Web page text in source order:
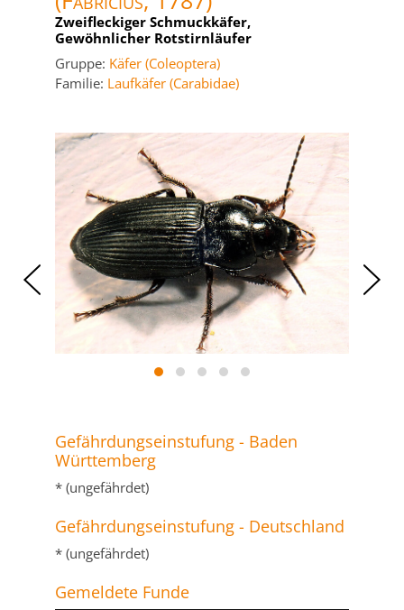
Zweifleckiger Schmuckkäfer,
Gewöhnlicher Rotstirnläufer
Gruppe: Käfer (Coleoptera)
Familie: Laufkäfer (Carabidae)
‹
Gefährdungseinstufung - Baden
Württemberg
* (ungefährdet)
Gefährdungseinstufung - Deutschland
* (ungefährdet)
Gemeldete Funde